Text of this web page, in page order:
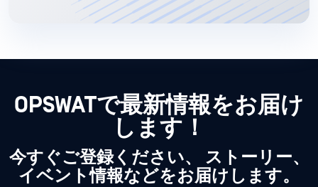
OPSWATで最新情報をお届け
します！
今すぐご登録ください、 ストーリー、
イベント情報などをお届けします。